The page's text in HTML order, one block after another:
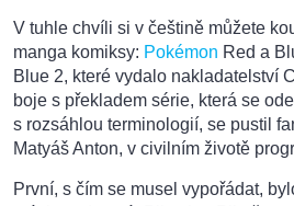
V tuhle chvíli si v češtině můžete
manga komiksy: Pokémon Red a
Blue 2, které vydalo nakladatelství
boje s překladem série, která se
s rozsáhlou terminologií, se pustil
Matyáš Anton, v civilním životě
První, s čím se musel vypořádat,